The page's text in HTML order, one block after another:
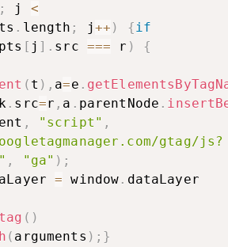
; j <
. length ; j++ ) {if
[ j ] . src === r )
{
( t ) , a=e .
k . src=r , a . parentNode .
, "script" ,
gtag/js?
, "ga" ) ;
= window . dataLayer
( )
( arguments ) ; }